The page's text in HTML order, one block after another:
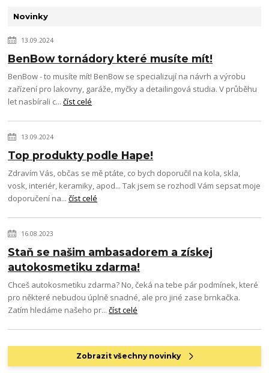
Novinky
13.09.2024
BenBow tornádory které musíte mít!
BenBow - to musíte mít! BenBow se specializují na návrh a výrobu
zařízení pro lakovny, garáže, myčky a detailingová studia. V průběhu
let nasbírali c...číst celé
13.09.2024
Top produkty podle Hape!
Zdravím Vás, občas se mě ptáte, co bych doporučil na kola, skla,
vosk, interiér, keramiky, apod... Tak jsem se rozhodl Vám sepsat moje
doporučení na...číst celé
16.08.2023
Staň se našim ambasadorem a získej
autokosmetiku zdarma!
Chceš autokosmetiku zdarma? No, čeká na tebe pár podmínek, které
pro některé nebudou úplně snadné, ale pro jiné zase brnkačka.
Zatím hledáme našeho pr...číst celé
Zobrazit všechny novinky